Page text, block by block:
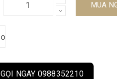
MUA
GỌI NGAY 0988352210